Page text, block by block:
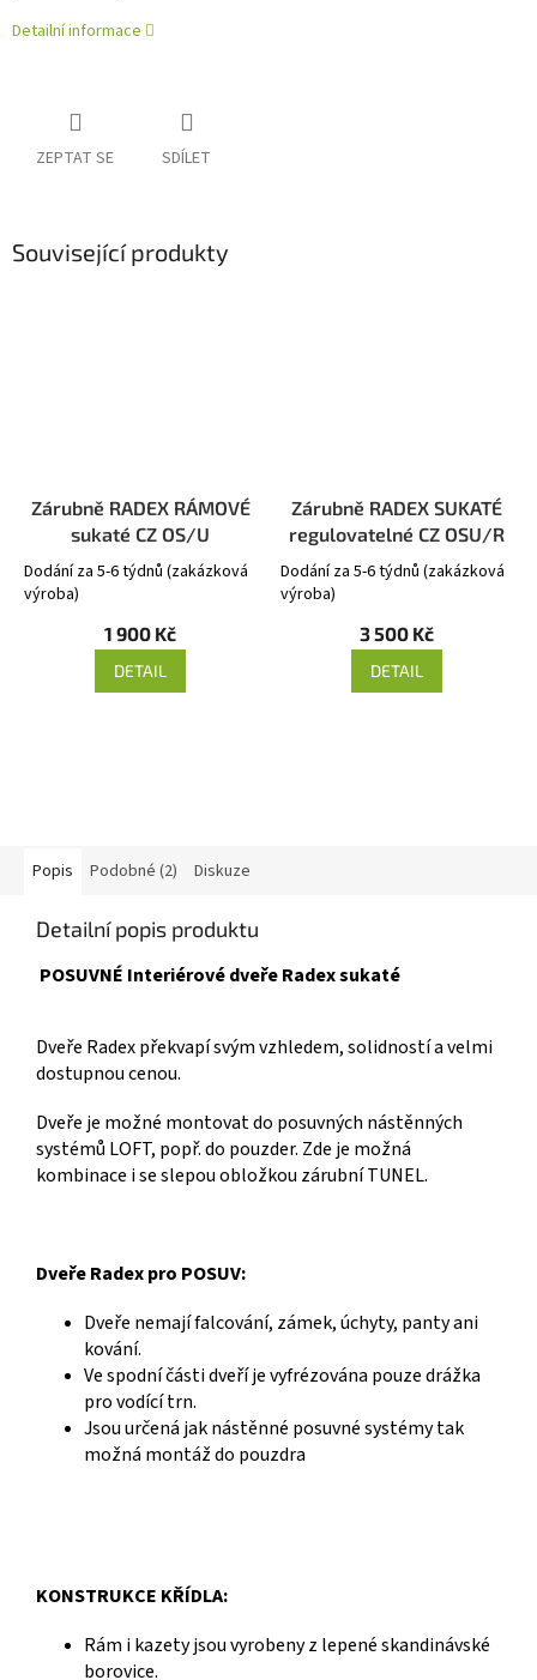
Detailní informace
ZEPTAT SE SDÍLET
Související produkty
Zárubně RADEX RÁMOVÉ
sukaté CZ OS/U
Dodání za 5-6 týdnů (zakázková
výroba)
1 900 Kč
DETAIL
Zárubně RADEX SUKATÉ
regulovatelné CZ OSU/R
Dodání za 5-6 týdnů (zakázková
výroba)
3 500 Kč
DETAIL
Popis Podobné (2) Diskuze
Detailní popis produktu
POSUVNÉ Interiérové dveře Radex sukaté
Dveře Radex překvapí svým vzhledem, solidností a velmi
dostupnou cenou.
Dveře je možné montovat do posuvných nástěnných
systémů LOFT, popř. do pouzder. Zde je možná
kombinace i se slepou obložkou zárubní TUNEL.
Dveře Radex pro POSUV:
Dveře nemají falcování, zámek, úchyty, panty ani
kování.
Ve spodní části dveří je vyfrézována pouze drážka
pro vodící trn.
Jsou určená jak nástěnné posuvné systémy tak
možná montáž do pouzdra
KONSTRUKCE KŘÍDLA:
Rám i kazety jsou vyrobeny z lepené skandinávské
borovice.